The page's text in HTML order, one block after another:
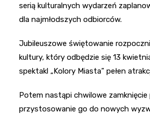
serią kulturalnych wydarzeń
dla najmłodszych odbiorców.
Jubileuszowe świętowanie
kultury, który odbędzie się 13
spektakl „Kolory Miasta” pełen
Potem nastąpi chwilowe
przystosowanie go do nowych